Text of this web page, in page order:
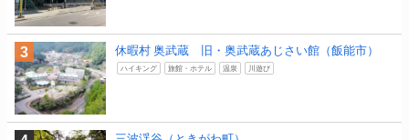
休暇村 奥武蔵 旧・奥武蔵あじさい館（飯能市）
ハイキング 旅館・ホテル 温泉 川遊び